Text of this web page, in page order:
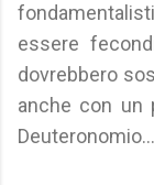
essere
dovrebbero
anche con un
Deuteronomio...